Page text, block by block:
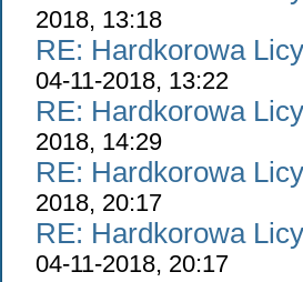
2018, 13:18
RE: Hardkorowa
04-11-2018, 13:22
RE: Hardkorowa
2018, 14:29
RE: Hardkorowa
2018, 20:17
RE: Hardkorowa
04-11-2018, 20:17